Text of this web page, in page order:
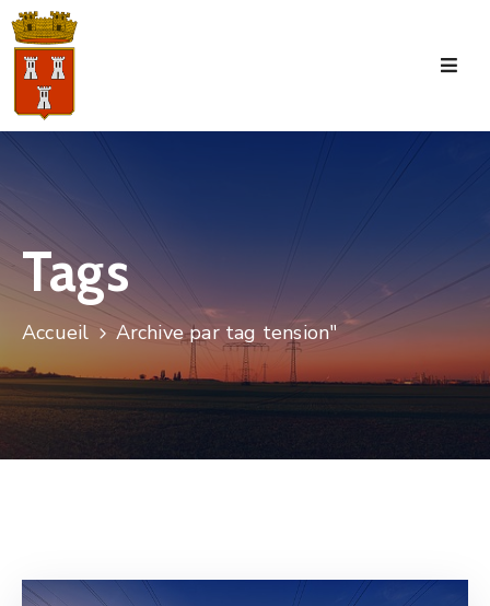
Accueil
Tourisme
Manifestations
Vie
Municipale
Services
Tags
Accueil Archive par tag tension"